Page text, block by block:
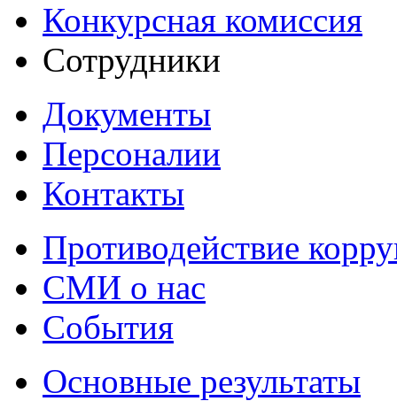
Конкурсная комиссия
Сотрудники
Документы
Персоналии
Контакты
Противодействие
СМИ о нас
События
Основные результаты